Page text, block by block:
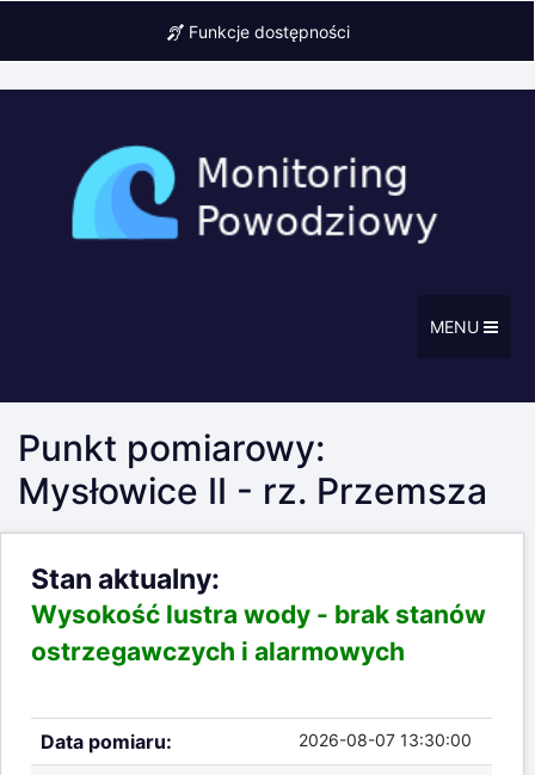
Funkcje dostępności
MENU
Punkt pomiarowy:
Mysłowice II - rz. Przemsza
Stan aktualny:
Wysokość lustra wody - brak stanów
ostrzegawczych i alarmowych
Data pomiaru: 2026-08-07 13:30:00